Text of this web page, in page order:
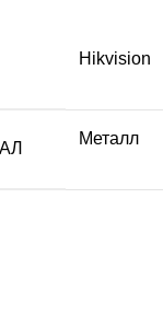
Hikvision
Металл